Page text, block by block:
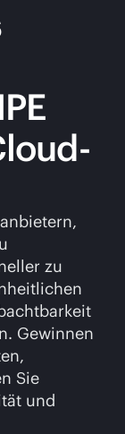
zu
Gewinnen
Sie
und